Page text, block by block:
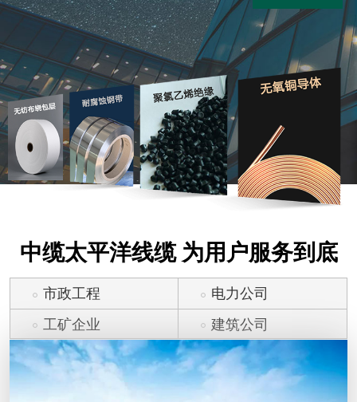
中缆太平洋线缆 为用户服务到底
市政工程
电力公司
工矿企业
建筑公司